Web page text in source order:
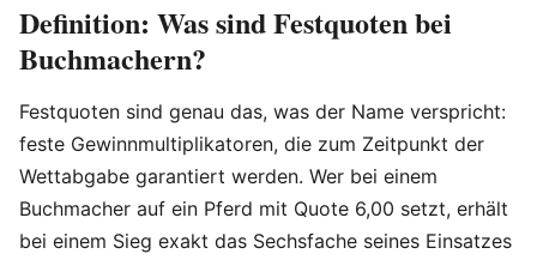
Definition: Was sind Festquoten bei
Buchmachern?
Festquoten sind genau das, was der Name verspricht:
feste Gewinnmultiplikatoren, die zum Zeitpunkt der
Wettabgabe garantiert werden. Wer bei einem
Buchmacher auf ein Pferd mit Quote 6,00 setzt, erhält
bei einem Sieg exakt das Sechsfache seines Einsatzes